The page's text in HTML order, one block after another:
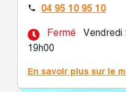
 04 95 10 95 10
Fermé
Vendredi
19h00
En savoir plus sur le